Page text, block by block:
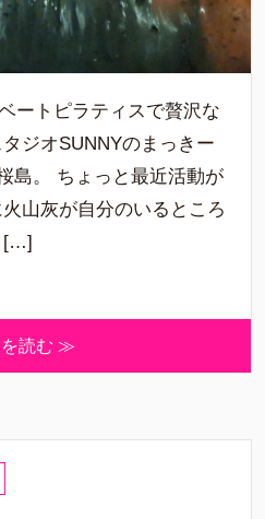
ートピラティスで贅沢な
ジオSUNNYのまっきー
島。 ちょっと最近活動が
山灰が自分のいるところ
[…]
読む ≫